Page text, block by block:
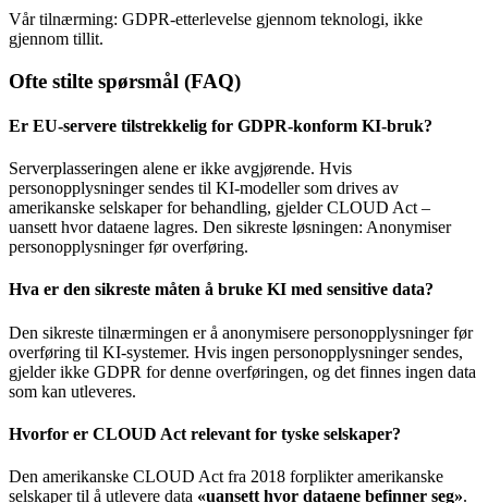
Vår tilnærming: GDPR-etterlevelse gjennom teknologi, ikke
gjennom tillit.
Ofte stilte spørsmål (FAQ)
Er EU-servere tilstrekkelig for GDPR-konform KI-bruk?
Serverplasseringen alene er ikke avgjørende. Hvis
personopplysninger sendes til KI-modeller som drives av
amerikanske selskaper for behandling, gjelder CLOUD Act –
uansett hvor dataene lagres. Den sikreste løsningen: Anonymiser
personopplysninger før overføring.
Hva er den sikreste måten å bruke KI med sensitive data?
Den sikreste tilnærmingen er å anonymisere personopplysninger før
overføring til KI-systemer. Hvis ingen personopplysninger sendes,
gjelder ikke GDPR for denne overføringen, og det finnes ingen data
som kan utleveres.
Hvorfor er CLOUD Act relevant for tyske selskaper?
Den amerikanske CLOUD Act fra 2018 forplikter amerikanske
selskaper til å utlevere data «uansett hvor dataene befinner seg».